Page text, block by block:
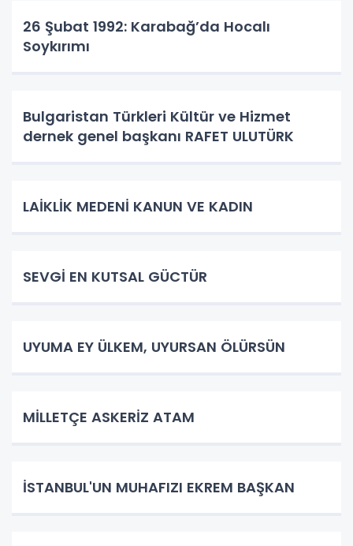
26 Şubat 1992: Karabağ’da Hocalı
Soykırımı
Bulgaristan Türkleri Kültür ve Hizmet
dernek genel başkanı RAFET ULUTÜRK
LAİKLİK MEDENİ KANUN VE KADIN
SEVGİ EN KUTSAL GÜCTÜR
UYUMA EY ÜLKEM, UYURSAN ÖLÜRSÜN
​MİLLETÇE ASKERİZ ATAM
İSTANBUL'UN MUHAFIZI EKREM BAŞKAN